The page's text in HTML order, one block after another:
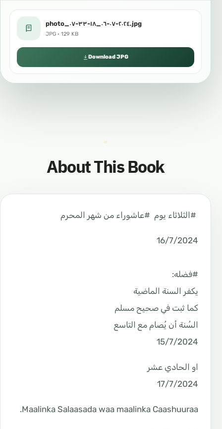
photo_٢٠٢٤-٠٧-٠٦_١٨-٣٣-٠٧.jpg
JPG · 129 KB
Download JPG
About This Book
‏⁧ #الثلاثاء يوم ⁧ #عاشوراء⁩ من شهر المحرم
#فضله⁩:
يكفر السنة الماضية
كما ثبت في صحيح مسلم
‏السُنة أن يُصام مع التاسع
15/7/2024
‏او الحادي عشر
17/7/2024
Maalinka Salaasada waa maalinka Caashuuraa.